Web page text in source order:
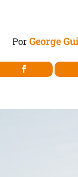
Por George